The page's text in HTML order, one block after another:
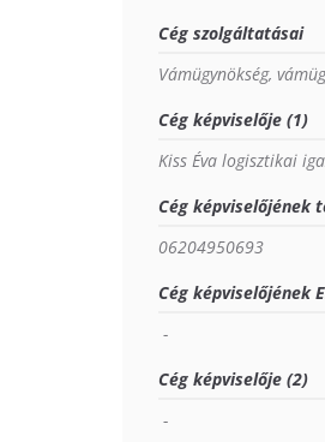
Cég szolgáltatásai
Vámügynökség,
Cég képviselője (1)
Kiss Éva logisztikai
Cég képviselőjének
06204950693
Cég képviselőjének
-
Cég képviselője (2)
-